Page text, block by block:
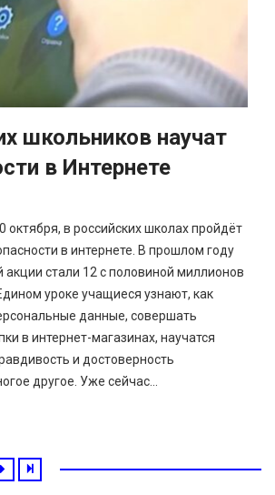
школьников научат
в Интернете
октября, в российских школах пройдёт
в интернете. В прошлом году
акции стали 12 с половиной миллионов
уроке учащиеся узнают, как
данные, совершать
в интернет-магазинах, научатся
и достоверность
другое. Уже сейчас...